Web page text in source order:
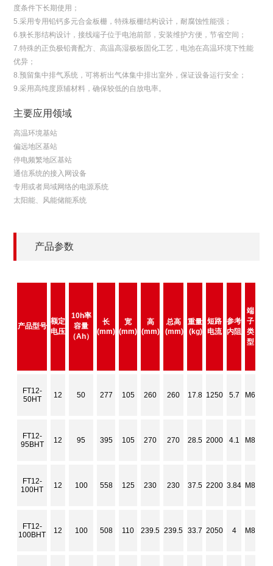
度条件下长期使用；
5.采用专用铅钙多元合金板栅，特殊板栅结构设计，耐腐蚀性能强；
6.狭长形结构设计，接线端子位于电池前部，安装维护方便，节省空间；
7.特殊的正负极铅膏配方、高温高湿极板固化工艺，电池在高温环境下性能
优异；
8.预留集中排气系统，可将析出气体集中排出室外，保证设备运行安全；
9.采用高纯度原辅材料，确保较低的自放电率。
主要应用领域
高温环境基站
偏远地区基站
停电频繁地区基站
通信系统的接入网设备
专用或者局域网络的电源系统
太阳能、风能储能系统
产品参数
产品型号
额定
电压
10h率
容量
（Ah）
长
(mm)
宽
(mm)
高
(mm)
总高
(mm)
重量
(kg)
短路
电流
参考
内阻
端
子
类
型
FT12-
50HT
12 50 277 105 260 260 17.8 1250 5.7 M6
FT12-
95BHT
12 95 395 105 270 270 28.5 2000 4.1 M8
FT12-
100HT
12 100 558 125 230 230 37.5 2200 3.84 M8
FT12-
100BHT
12 100 508 110 239.5 239.5 33.7 2050 4 M8